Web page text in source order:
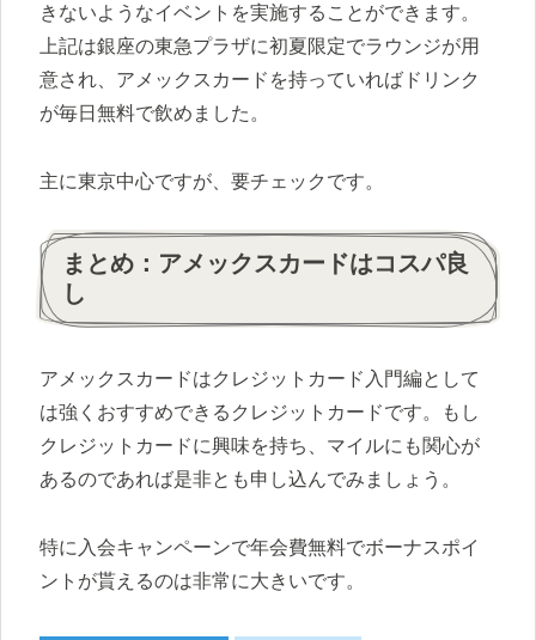
きないようなイベントを実施することができます。
上記は銀座の東急プラザに初夏限定でラウンジが用
意され、アメックスカードを持っていればドリンク
が毎日無料で飲めました。
主に東京中心ですが、要チェックです。
まとめ：アメックスカードはコスパ良
し
アメックスカードはクレジットカード入門編として
は強くおすすめできるクレジットカードです。もし
クレジットカードに興味を持ち、マイルにも関心が
あるのであれば是非とも申し込んでみましょう。
特に入会キャンペーンで年会費無料でボーナスポイ
ントが貰えるのは非常に大きいです。